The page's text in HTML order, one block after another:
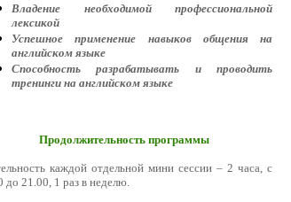
Владение необходимой профессиональной
лексикой
Успешное применение навыков общения на
английском языке
Способность разрабатывать и проводить
тренинги на английском языке
Продолжительность программы
каждой отдельной мини сессии – 2 часа, с
до 21.00, 1 раз в неделю.